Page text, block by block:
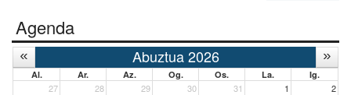
Agenda
Abuztua 2026
Al. Ar. Az. Og. Os. La. Ig.
27 28 29 30 31 1 2